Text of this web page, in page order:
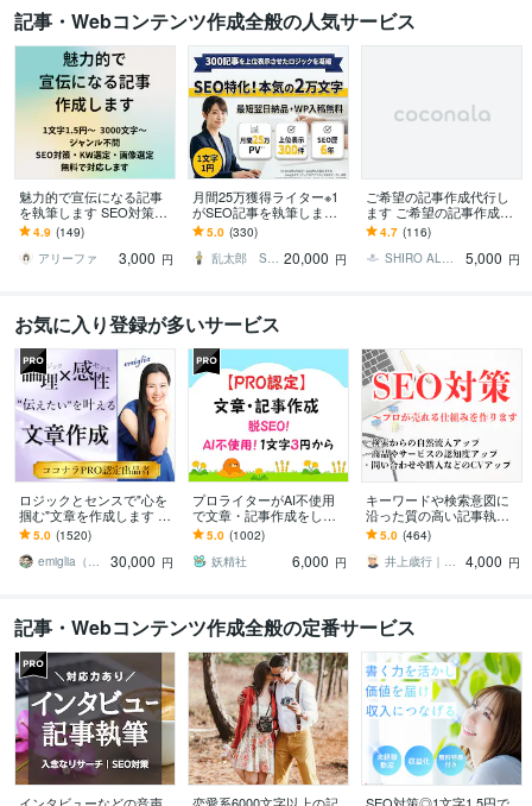
記事・Webコンテンツ作成全般の人気サービス
魅力的で宣伝になる記事
を執筆します SEO対策・
WP入稿・画像選定無料・
ジャンル不問
4.9 (149)
アリーファ
3,000 円
月間25万獲得ライター※1
がSEO記事を執筆します
1文字1円の低価格！WP入
稿無料！記事数・文字数
自由！
5.0 (330)
乱太郎 SEOライター 20,000 円
ご希望の記事作成代行し
ます ご希望の記事作成対
応します⭐︎
4.7 (116)
SHIRO ALAM OFFICE
5,000 円
お気に入り登録が多いサービス
ロジックとセンスで"心を
掴む"文章を作成します あ
なたの「実現したい未
来」を叶えるための渾身
のライティング
5.0 (1520)
emiglia（エミリア）
30,000 円
プロライターがAI不使用
で文章・記事作成をしま
す ホームページ、アフィ
リエイト、ゲーム記事な
ども楽しく執筆中！
5.0 (1002)
妖精社
6,000 円
キーワードや検索意図に
沿った質の高い記事執筆
します ランキング1位獲得
済ライター、出版賞受賞
ライターが心をこめて
5.0 (464)
井上歳行｜SEO対策×Webライティング
4,000 円
記事・Webコンテンツ作成全般の定番サービス